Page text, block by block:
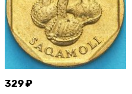
329 ₽